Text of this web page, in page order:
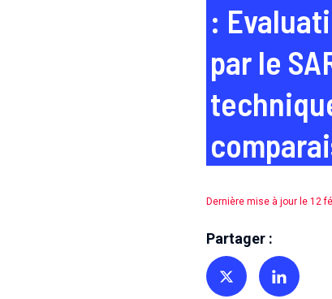
:
par le
Dernière mise à jour le 12
Partager :
Partager sur TwitterPartager sur